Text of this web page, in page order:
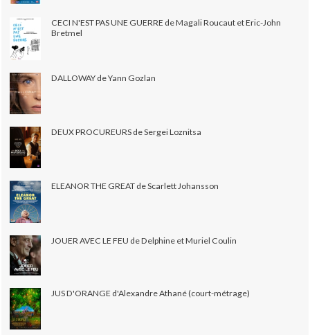
CECI N'EST PAS UNE GUERRE de Magali Roucaut et Eric-John
Bretmel
DALLOWAY de Yann Gozlan
DEUX PROCUREURS de Sergei Loznitsa
ELEANOR THE GREAT de Scarlett Johansson
JOUER AVEC LE FEU de Delphine et Muriel Coulin
JUS D'ORANGE d'Alexandre Athané (court-métrage)